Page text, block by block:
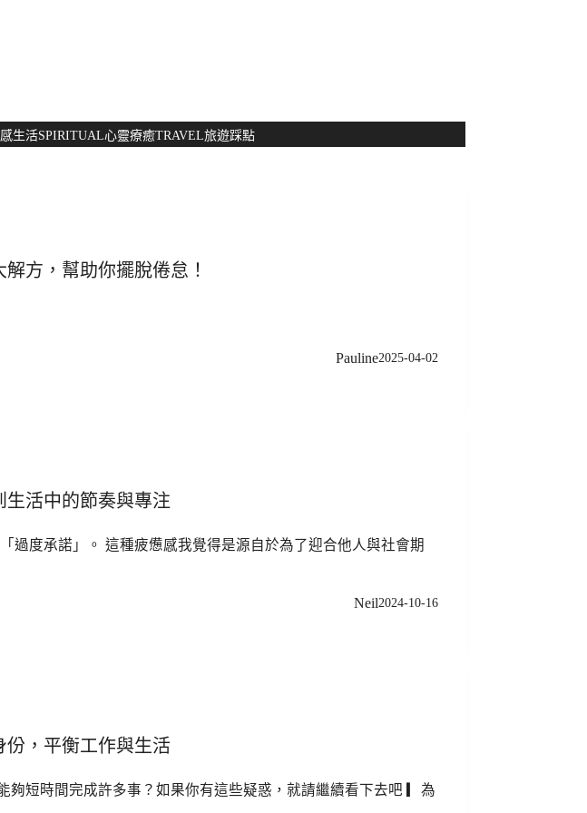
生活SPIRITUAL心靈療癒TRAVEL旅遊踩點
方，幫助你擺脫倦怠！
Pauline2025-04-02
活中的節奏與專注
過度承諾」。 這種疲憊感我覺得是源自於為了迎合他人與社會期
Neil2024-10-16
份，平衡工作與生活
夠短時間完成許多事？如果你有這些疑惑，就請繼續看下去吧 ▎為